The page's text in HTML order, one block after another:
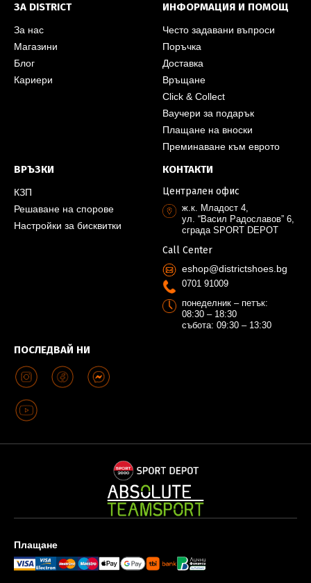
ЗА DISTRICT
За нас
Магазини
Блог
Кариери
ИНФОРМАЦИЯ И ПОМОЩ
Често задавани въпроси
Поръчка
Доставка
Връщане
Click & Collect
Ваучери за подарък
Плащане на вноски
Преминаване към еврото
ВРЪЗКИ
КЗП
Решаване на спорове
Настройки за бисквитки
ПОСЛЕДВАЙ НИ
КОНТАКТИ
Централен офис
ж.к. Младост 4,
ул. “Васил Радославов” 6,
сграда SPORT DEPOT
Call Center
eshop@districtshoes.bg
0701 91009
понеделник – петък:
08:30 – 18:30
събота: 09:30 – 13:30
Плащане